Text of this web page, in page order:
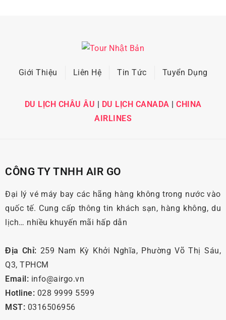
Giới Thiệu Liên Hệ Tin Tức Tuyển Dụng
DU LỊCH CHÂU ÂU | DU LỊCH CANADA | CHINA
AIRLINES
CÔNG TY TNHH AIR GO
Đại lý vé máy bay các hãng hàng không trong nước vào
quốc tế. Cung cấp thông tin khách sạn, hàng không, du
lịch… nhiều khuyến mãi hấp dẫn
Địa Chỉ: 259 Nam Kỳ Khởi Nghĩa, Phường Võ Thị Sáu,
Q3, TPHCM
Email: info@airgo.vn
Hotline: 028 9999 5599
MST: 0316506956